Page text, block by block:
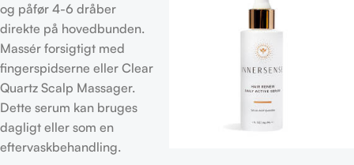
og påfør 4-6 dråber
direkte på hovedbunden.
Massér forsigtigt med
fingerspidserne eller Clear
Quartz Scalp Massager.
Dette serum kan bruges
dagligt eller som en
eftervaskbehandling.